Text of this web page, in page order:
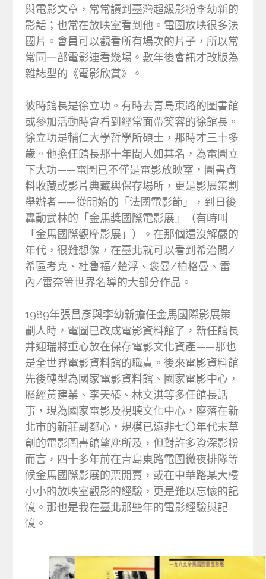
與電影文章，常常讀到臺灣超級影粉李幼新的
影話；也常在放映室看到他。電圖放映很多法
國片。會員可以觀看所有場次的片子，所以常
常同一部電影連看幾場。數年後會訊才改版為
雜誌型的《電影欣賞》。
彼時館長是徐立功。有時去青島東路的圖書館
或參加活動時會看到經常面帶笑容的徐館長。
徐立功是輔仁大學哲學所碩士，那時才三十多
歲。他擔任館長那十年間人如其名，為電圖立
下大功——電圖已不僅是電影放映室，圖書資
料收藏或影片典藏與保存場所，更是影展策劃
舉辦者——從開始的「法國電影節」，到日後
轟動武林的「金馬獎國際電影展」（有時叫
「金馬國際觀摩影展」）。在那個還沒解嚴的
年代，很難想像，在臺北就可以看到希治閣/
希區考克、杜魯福/楚浮、褒曼/柏格曼、雷
內/雷奈等世界名導的大部分作品。
1989年張昌彥與李幼新擔任金馬國際影展策
劃人時，電圖已改成電影資料館了，新任館長
井迎瑞將重心放在保存電影文化資產——那也
是全世界電影資料館的職責。後來電影資料館
先後轉型為國家電影資料館、國家電影中心，
歷經黃建業、李天礢、林文淇等多任館長話
事，現為國家電影及視聽文化中心，座落在新
北市的新莊副都心，規模已遠非七〇年代末草
創的電影圖書館望塵所及，但對許多資深影粉
而言，四十多年前在青島東路電圖徹夜排隊等
候金馬國際影展的票開賣，或在中華路某大樓
小小的放映室觀影的經驗，更是難以忘懷的記
憶。那也是我在臺北那些年的電影經驗與記
憶。